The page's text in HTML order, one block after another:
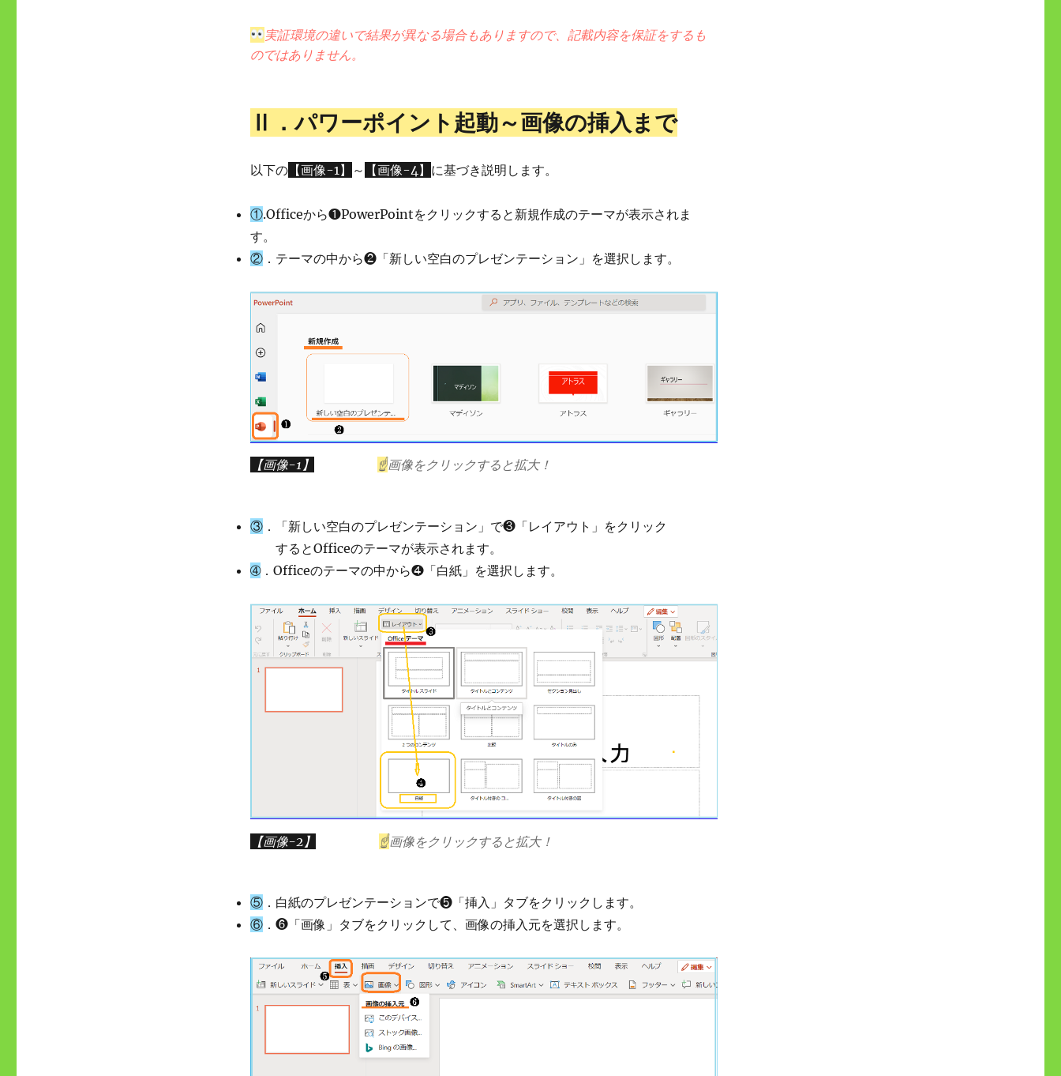
実証環境の違いで結果が異なる場合もありますので、記載内容を保証をするも
のではありません。
Ⅱ．パワーポイント起動～画像の挿入まで
以下の【画像-1】 ～ 【画像-4】 に基づき説明します。
①.Officeから❶PowerPointをクリックすると新規作成のテーマが表示されま
す。
②．テーマの中から❷「新しい空白のプレゼンテーション」を選択します。
【画像-1】 ☝画像をクリックすると拡大！
③．「新しい空白のプレゼンテーション」で❸「レイアウト」をクリック
するとOfficeのテーマが表示されます。
➃．Officeのテーマの中から❹「白紙」を選択します。
【画像-2】 ☝画像をクリックすると拡大！
⑤．白紙のプレゼンテーションで❺「挿入」タブをクリックします。
⑥．❻「画像」タブをクリックして、画像の挿入元を選択します。